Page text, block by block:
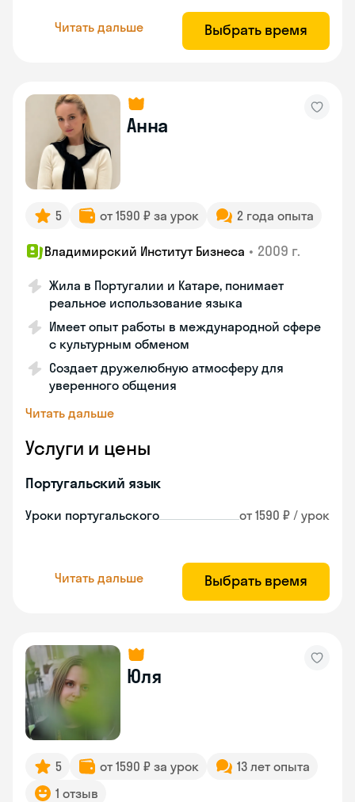
Читать дальше Выбрать время
Анна
5 от 1590 ₽ за урок 2 года опыта
Владимирский Институт Бизнеса • 2009 г.
Жила в Португалии и Катаре, понимает
реальное использование языка
Имеет опыт работы в международной сфере
с культурным обменом
Создает дружелюбную атмосферу для
уверенного общения
Читать дальше
Услуги и цены
Португальский язык
Уроки португальского от 1590 ₽ / урок
Читать дальше Выбрать время
Юля
5 от 1590 ₽ за урок
13 лет опыта
1 отзыв